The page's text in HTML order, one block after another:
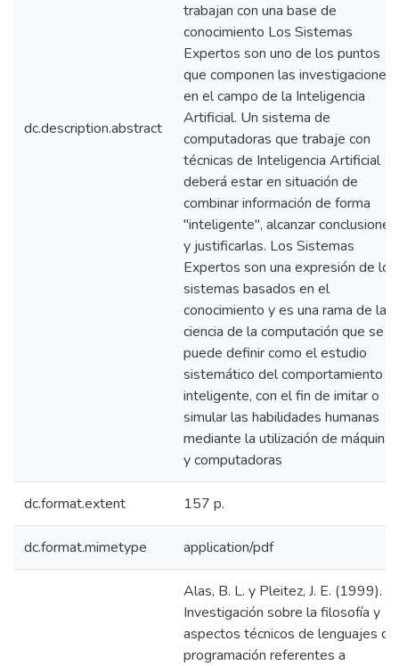
dc.description.abstract
trabajan con una base de
conocimiento Los Sistemas
Expertos son uno de los puntos
que componen las investigaciones
en el campo de la Inteligencia
Artificial. Un sistema de
computadoras que trabaje con
técnicas de Inteligencia Artificial
deberá estar en situación de
combinar información de forma
"inteligente", alcanzar conclusiones
y justificarlas. Los Sistemas
Expertos son una expresión de los
sistemas basados en el
conocimiento y es una rama de la
ciencia de la computación que se
puede definir como el estudio
sistemático del comportamiento
inteligente, con el fin de imitar o
simular las habilidades humanas
mediante la utilización de máquinas
y computadoras
dc.format.extent 157 p.
dc.format.mimetype application/pdf
Alas, B. L. y Pleitez, J. E. (1999).
Investigación sobre la filosofía y
aspectos técnicos de lenguajes de
programación referentes a